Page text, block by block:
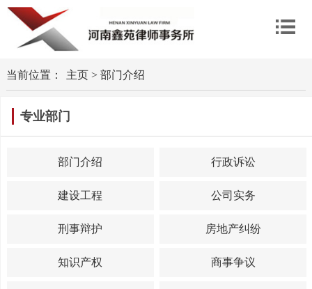
当前位置： 主页> 部门介绍
专业部门
部门介绍 行政诉讼
建设工程 公司实务
刑事辩护 房地产纠纷
知识产权 商事争议